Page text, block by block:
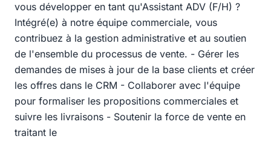
vous développer en tant qu'Assistant ADV (F/H) ?
Intégré(e) à notre équipe commerciale, vous
contribuez à la gestion administrative et au soutien
de l'ensemble du processus de vente. - Gérer les
demandes de mises à jour de la base clients et créer
les offres dans le CRM - Collaborer avec l'équipe
pour formaliser les propositions commerciales et
suivre les livraisons - Soutenir la force de vente en
traitant le